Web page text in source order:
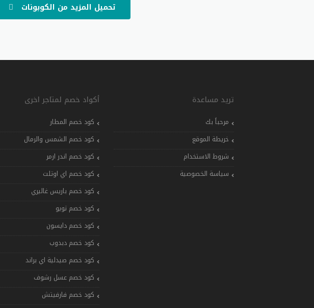
تحميل المزيد من الكوبونات
تريد مساعدة
مرحباً بك
خريطة الموقع
شروط الاستخدام
سياسة الخصوصية
أكواد خصم لمتاجر اخرى
كود خصم المطار
كود خصم الشمس والرمال
كود خصم اندر ارمر
كود خصم اي اوتلت
كود خصم باريس غاليري
كود خصم تويو
كود خصم دايسون
كود خصم دبدوب
كود خصم صيدلية اي براند
كود خصم عسل رشوف
كود خصم فارفيتش